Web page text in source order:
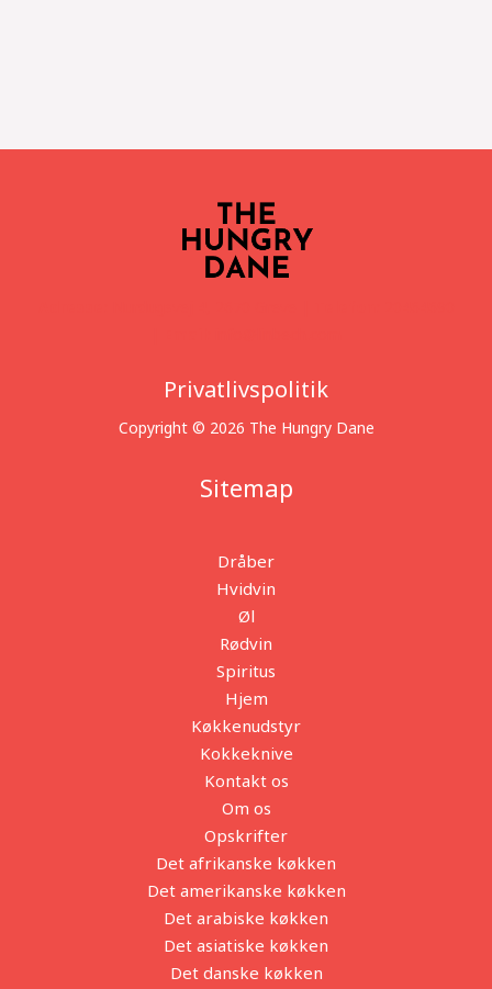
Privatlivspolitik
Copyright © 2026 The Hungry Dane
Sitemap
Dråber
Hvidvin
Øl
Rødvin
Spiritus
Hjem
Køkkenudstyr
Kokkeknive
Kontakt os
Om os
Opskrifter
Det afrikanske køkken
Det amerikanske køkken
Det arabiske køkken
Det asiatiske køkken
Det danske køkken